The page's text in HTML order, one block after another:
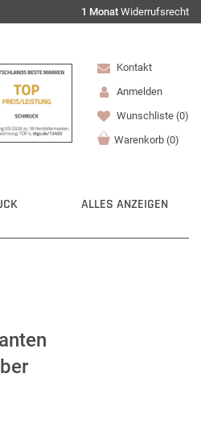
1 Monat Widerrufsrecht
Kontakt
Anmelden
Wunschliste (0)
Warenkorb (0)
ALLES ANZEIGEN